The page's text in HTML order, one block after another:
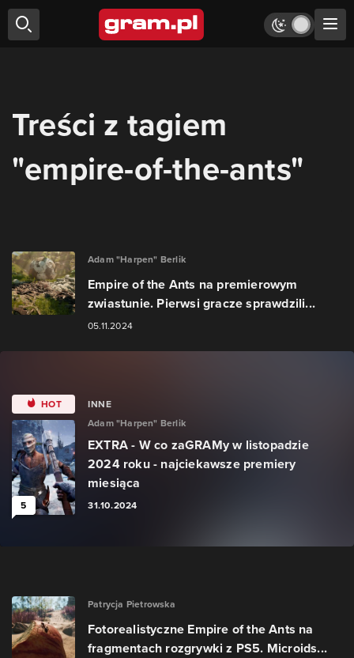
Treści z tagiem
"empire-of-the-ants"
Adam "Harpen" Berlik
Empire of the Ants na premierowym
zwiastunie. Pierwsi gracze sprawdzili...
05.11.2024
HOT
5
INNE
Adam "Harpen" Berlik
EXTRA - W co zaGRAMy w listopadzie
2024 roku - najciekawsze premiery
miesiąca
31.10.2024
Patrycja Pietrowska
Fotorealistyczne Empire of the Ants na
fragmentach rozgrywki z PS5. Microids...